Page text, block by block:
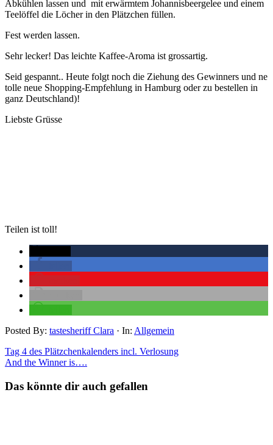
Abkühlen lassen und mit erwärmtem Johannisbeergelee und einem
Teelöffel die Löcher in den Plätzchen füllen.
Fest werden lassen.
Sehr lecker! Das leichte Kaffee-Aroma ist grossartig.
Seid gespannt.. Heute folgt noch die Ziehung des Gewinners und ne
tolle neue Shopping-Empfehlung in Hamburg oder zu bestellen in
ganz Deutschland)!
Liebste Grüsse
Teilen ist toll!
Posted By: tastesheriff Clara · In: Allgemein
Tag 4 des Plätzchenkalenders incl. Verlosung
And the Winner is….
Das könnte dir auch gefallen